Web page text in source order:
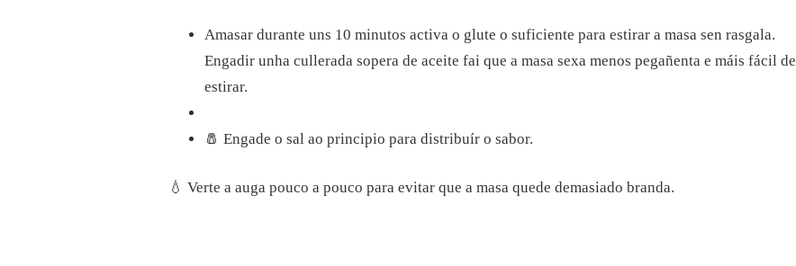
Amasar durante uns 10 minutos activa o glute o suficiente para estirar a masa sen rasgala.
Engadir unha cullerada sopera de aceite fai que a masa sexa menos pegañenta e máis fácil de
estirar.
🧂 Engade o sal ao principio para distribuír o sabor.
💧 Verte a auga pouco a pouco para evitar que a masa quede demasiado branda.